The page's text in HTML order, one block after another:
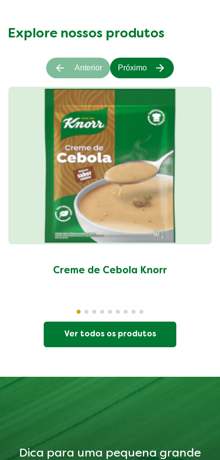
Explore nossos produtos
Creme de Cebola Knorr
Anterior Próximo
Ver todos os produtos
Dica para uma pequena grande